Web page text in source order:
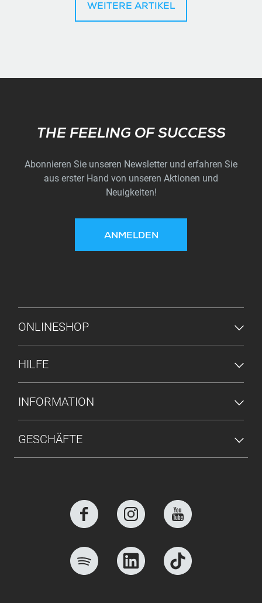
WEITERE ARTIKEL
Subscribe
THE FEELING OF SUCCESS
Abonnieren Sie unseren Newsletter und erfahren Sie
aus erster Hand von unseren Aktionen und
Neuigkeiten!
ANMELDEN
FUSSZEILENMENÜ
ONLINESHOP
HILFE
INFORMATION
GESCHÄFTE